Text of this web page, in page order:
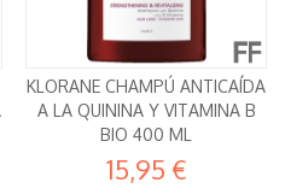
KLORANE CHAMPÚ ANTICAÍDA
A LA QUININA Y VITAMINA B
BIO 400 ML
15,95 €